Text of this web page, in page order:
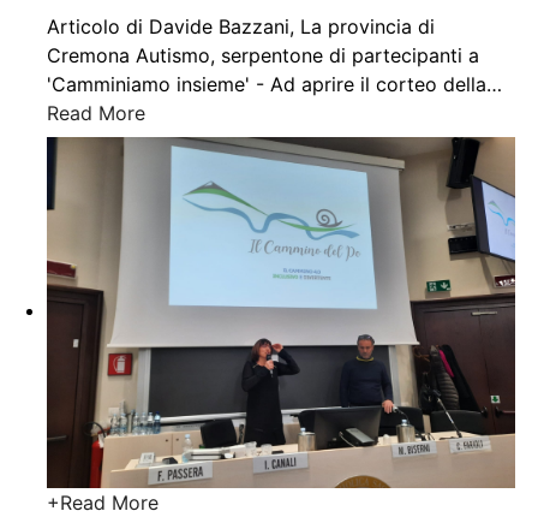
Articolo di Davide Bazzani, La provincia di
Cremona Autismo, serpentone di partecipanti a
'Camminiamo insieme' - Ad aprire il corteo della…
Read More
+Read More